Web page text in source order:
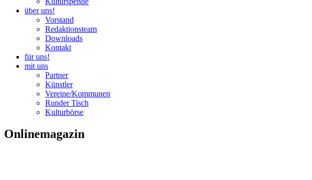
über uns!
Vorstand
Redaktionsteam
Downloads
Kontakt
für uns!
mit uns
Partner
Künstler
Vereine/Kommunen
Runder Tisch
Kulturbörse
Onlinemagazin